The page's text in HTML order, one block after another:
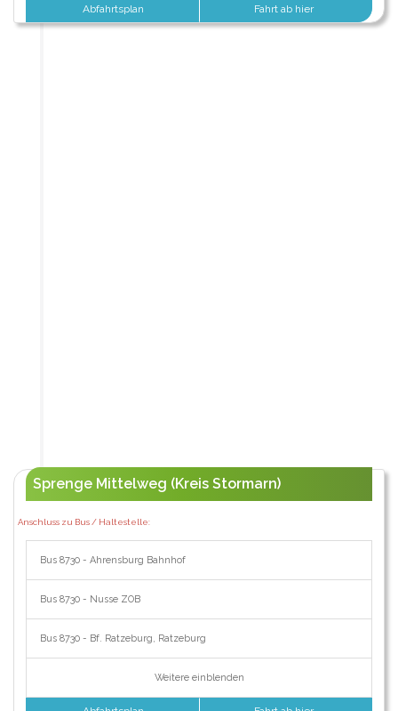
Abfahrtsplan Fahrt ab hier
Sprenge Mittelweg (Kreis Stormarn)
Anschluss zu Bus / Haltestelle:
Bus 8730 - Ahrensburg Bahnhof
Bus 8730 - Nusse ZOB
Bus 8730 - Bf. Ratzeburg, Ratzeburg
Weitere einblenden